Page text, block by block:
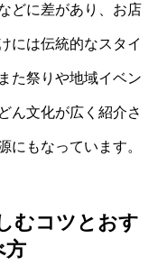
どに差があり、お店
には伝統的なスタイ
た祭りや地域イベン
ん文化が広く紹介さ
にもなっています。
むコツとおす
方